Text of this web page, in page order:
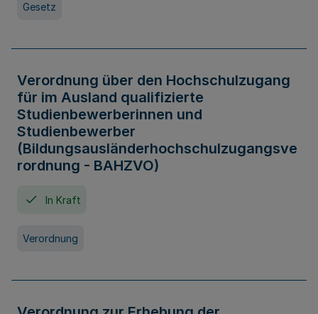
Gesetz
Verordnung über den Hochschulzugang
für im Ausland qualifizierte
Studienbewerberinnen und
Studienbewerber
(Bildungsausländerhochschulzugangsve
rordnung - BAHZVO)
In Kraft
Verordnung